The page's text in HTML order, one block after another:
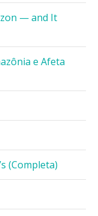
— and It
e Afeta
(Completa)